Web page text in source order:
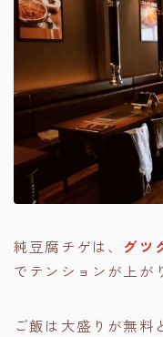
純豆腐チゲは、 グツ
でテンションが上が
ご飯は大盛りが無料